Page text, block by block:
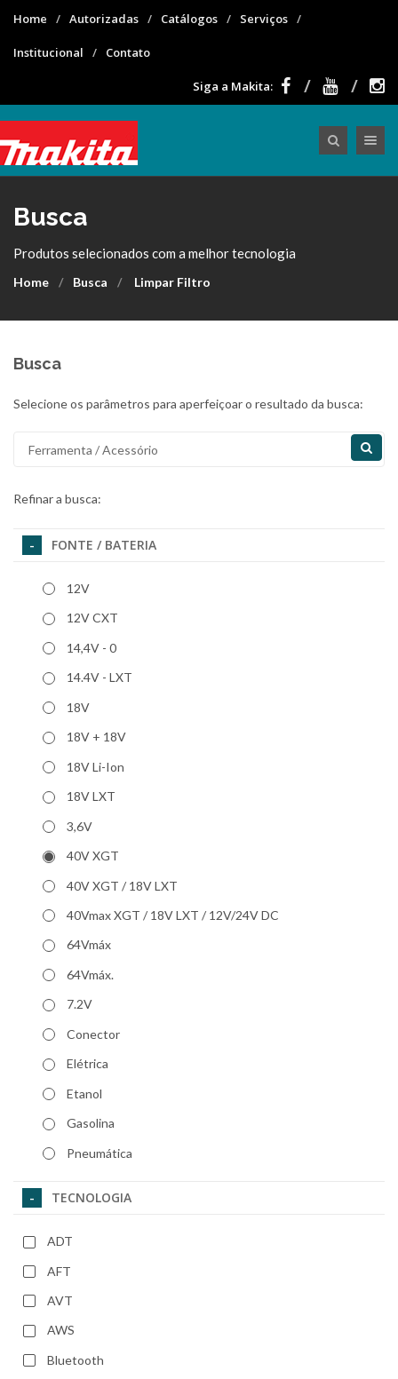
Home Autorizadas Catálogos Serviços
Institucional Contato
Siga a Makita:
Busca
Produtos selecionados com a melhor tecnologia
Home Busca Limpar Filtro
Busca
Selecione os parâmetros para aperfeiçoar o resultado da busca:
Refinar a busca:
FONTE / BATERIA
12V
12V CXT
14,4V - 0
14.4V - LXT
18V
18V + 18V
18V Li-Ion
18V LXT
3,6V
40V XGT
40V XGT / 18V LXT
40Vmax XGT / 18V LXT / 12V/24V DC
64Vmáx
64Vmáx.
7.2V
Conector
Elétrica
Etanol
Gasolina
Pneumática
TECNOLOGIA
ADT
AFT
AVT
AWS
Bluetooth